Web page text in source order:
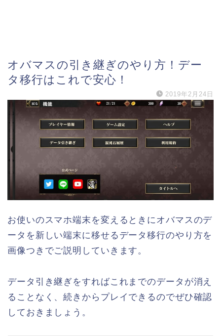
オバマスの引き継ぎのやり方！デー
タ移行はこれで安心！
2019年2月24日
お使いのスマホ端末を変えるときにオバマスのデ
ータを新しい端末に移せるデータ移行のやり方を
画像つきでご説明していきます。
データ引き継ぎをすればこれまでのデータが消え
ることなく、続きからプレイできるのでぜひ確認
しておきましょう。